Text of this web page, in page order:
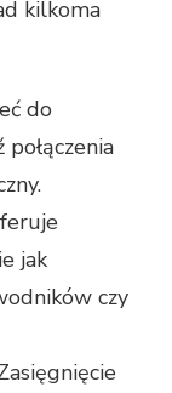
kilkoma
do
jak
czy